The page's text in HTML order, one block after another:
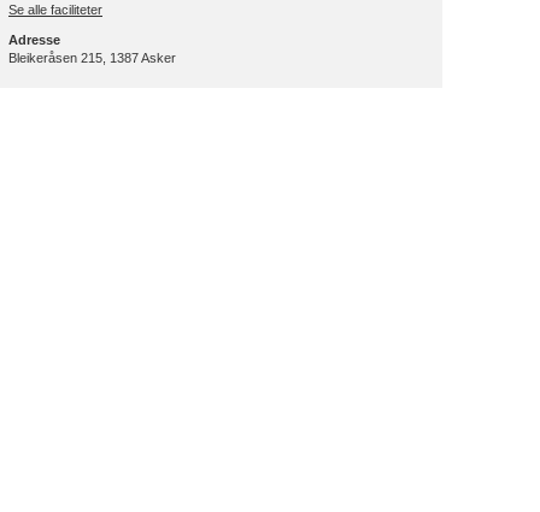
Se alle faciliteter
Adresse
Bleikeråsen 215, 1387 Asker